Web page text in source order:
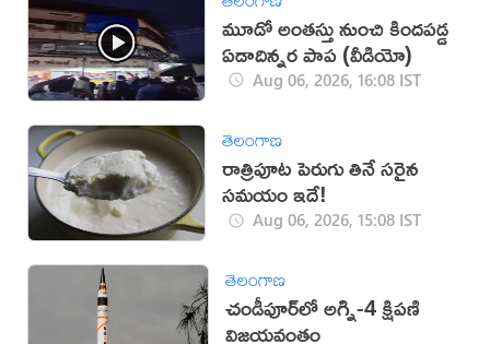
మూడో అంతస్తు నుంచి కిందపడ్డ
ఏడాదిన్నర పాప (వీడియో)
Aug 06, 2026, 16:08 IST
తెలంగాణ
రాత్రిపూట పెరుగు తినే సరైన
సమయం ఇదే!
Aug 06, 2026, 15:08 IST
తెలంగాణ
చండీపూర్‌లో అగ్ని-4 క్షిపణి
విజయవంతం